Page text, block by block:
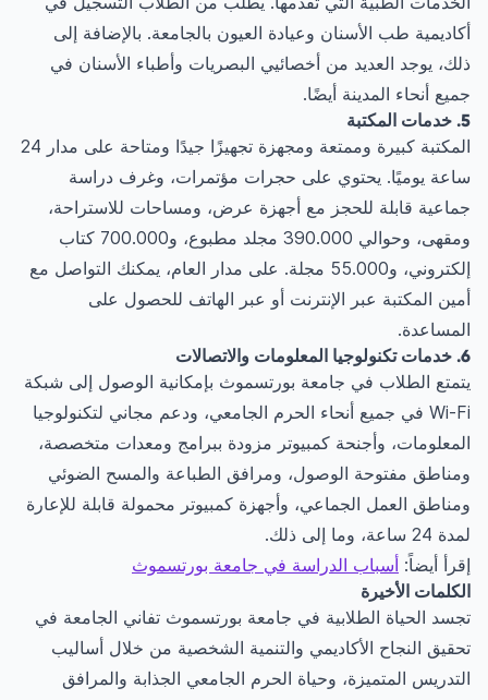
أكاديمية طب الأسنان وعيادة العيون بالجامعة. بالإضافة إلى
ذلك، يوجد العديد من أخصائيي البصريات وأطباء الأسنان في
جميع أنحاء المدينة أيضًا.
5. خدمات المكتبة
المكتبة كبيرة وممتعة ومجهزة تجهيزًا جيدًا ومتاحة على مدار 24
ساعة يوميًا. يحتوي على حجرات مؤتمرات، وغرف دراسة
جماعية قابلة للحجز مع أجهزة عرض، ومساحات للاستراحة،
ومقهى، وحوالي 390.000 مجلد مطبوع، و700.000 كتاب
إلكتروني، و55.000 مجلة. على مدار العام، يمكنك التواصل مع
أمين المكتبة عبر الإنترنت أو عبر الهاتف للحصول على
المساعدة.
6. خدمات تكنولوجيا المعلومات والاتصالات
يتمتع الطلاب في جامعة بورتسموث بإمكانية الوصول إلى شبكة
Wi-Fi في جميع أنحاء الحرم الجامعي، ودعم مجاني لتكنولوجيا
المعلومات، وأجنحة كمبيوتر مزودة ببرامج ومعدات متخصصة،
ومناطق مفتوحة الوصول، ومرافق الطباعة والمسح الضوئي
ومناطق العمل الجماعي، وأجهزة كمبيوتر محمولة قابلة للإعارة
لمدة 24 ساعة، وما إلى ذلك.
إقرأ أيضاً: أسباب الدراسة في جامعة بورتسموث
الكلمات الأخيرة
تجسد الحياة الطلابية في جامعة بورتسموث تفاني الجامعة في
تحقيق النجاح الأكاديمي والتنمية الشخصية من خلال أساليب
التدريس المتميزة، وحياة الحرم الجامعي الجذابة والمرافق